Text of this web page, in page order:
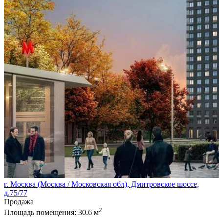
г. Москва (Москва / Московская обл), Дмитровское шоссе,
д.75/77
Продажа
Площадь помещения: 30.6 м2